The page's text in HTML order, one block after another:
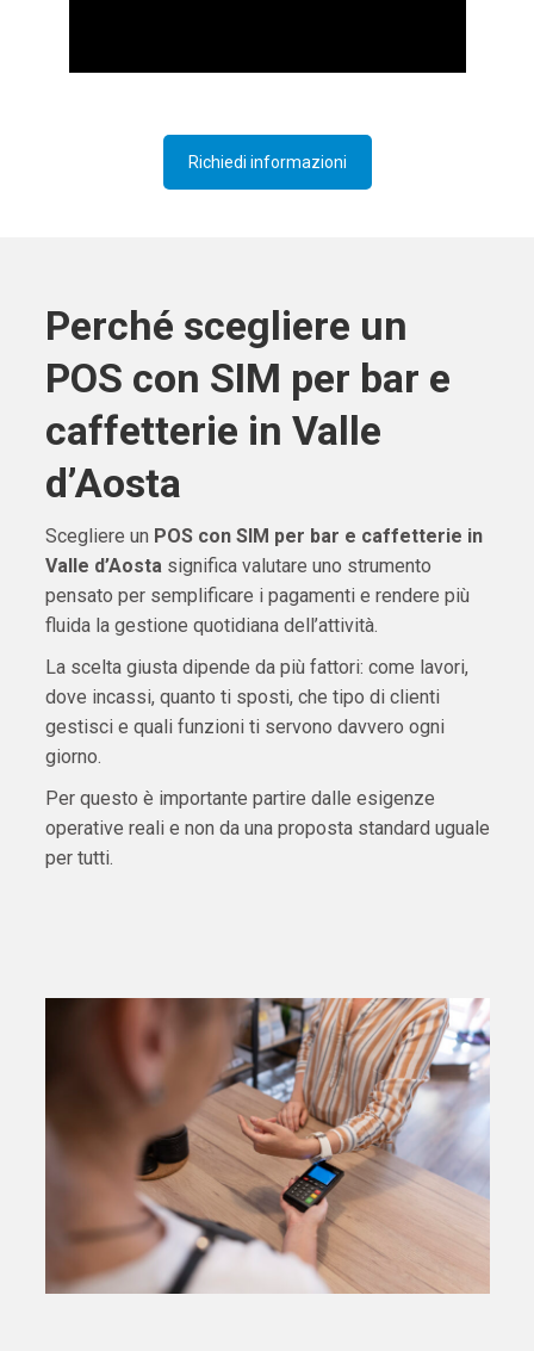
Richiedi informazioni
Perché scegliere un
POS con SIM per bar e
caffetterie in Valle
d’Aosta
Scegliere un POS con SIM per bar e caffetterie in
Valle d’Aostasignifica valutare uno strumento
pensato per semplificare i pagamenti e rendere più
fluida la gestione quotidiana dell’attività.
La scelta giusta dipende da più fattori: come lavori,
dove incassi, quanto ti sposti, che tipo di clienti
gestisci e quali funzioni ti servono davvero ogni
giorno.
Per questo è importante partire dalle esigenze
operative reali e non da una proposta standard uguale
per tutti.